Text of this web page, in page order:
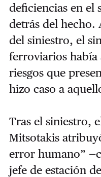
deficiencias en el
detrás del hecho.
del siniestro, el
ferroviarios
riesgos que
hizo caso a
Tras el siniestro,
Mitsotakis
error humano”
jefe de estación